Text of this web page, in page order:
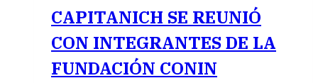
CAPITANICH SE REUNIÓ
CON INTEGRANTES DE LA
FUNDACIÓN CONIN